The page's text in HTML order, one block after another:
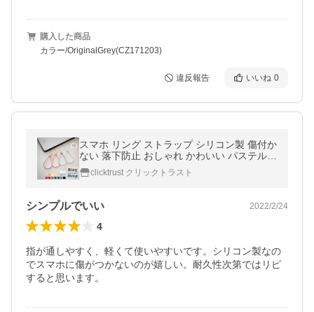
購入した商品
カラー/OriginalGrey(CZ171203)
違反報告 いいね 0
スマホ リング ストラップ シリコン製 傷付か
ない 落下防止 おしゃれ かわいい パステルカ
ラー アイフォン メール便送料無料
clicktrust クリックトラスト
シンプルでいい 2022/2/24
4
指が通しやすく、軽くて使いやすいです。シリコン製なの
でスマホに傷がつかないのが嬉しい。耐久性次第ではリピ
すると思います。